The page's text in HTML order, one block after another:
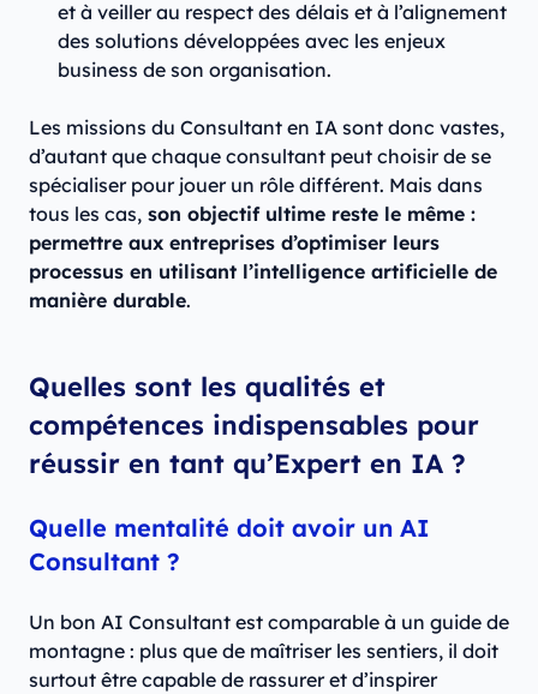
et à veiller au respect des délais et à l’alignement
des solutions développées avec les enjeux
business de son organisation.
Les missions du Consultant en IA sont donc vastes,
d’autant que chaque consultant peut choisir de se
spécialiser pour jouer un rôle différent. Mais dans
tous les cas, son objectif ultime reste le même :
permettre aux entreprises d’optimiser leurs
processus en utilisant l’intelligence artificielle de
manière durable.
Quelles sont les qualités et
compétences indispensables pour
réussir en tant qu’Expert en IA ?
Quelle mentalité doit avoir un AI
Consultant ?
Un bon AI Consultant est comparable à un guide de
montagne : plus que de maîtriser les sentiers, il doit
surtout être capable de rassurer et d’inspirer